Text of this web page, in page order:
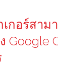
กอร์สาม
Google